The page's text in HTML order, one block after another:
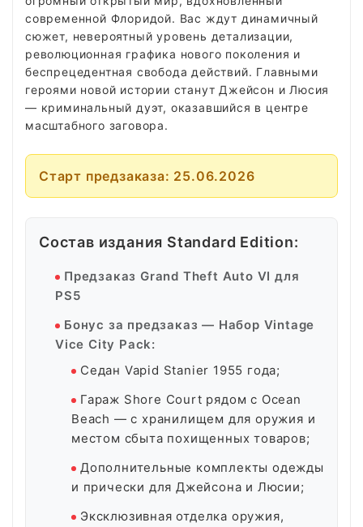
современной Флоридой. Вас ждут динамичный
сюжет, невероятный уровень детализации,
революционная графика нового поколения и
беспрецедентная свобода действий. Главными
героями новой истории станут Джейсон и Люсия
— криминальный дуэт, оказавшийся в центре
масштабного заговора.
Старт предзаказа: 25.06.2026
Состав издания Standard Edition:
Предзаказ Grand Theft Auto VI для
PS5
Бонус за предзаказ — Набор Vintage
Vice City Pack:
Седан Vapid Stanier 1955 года;
Гараж Shore Court рядом с Ocean
Beach — с хранилищем для оружия и
местом сбыта похищенных товаров;
Дополнительные комплекты одежды
и прически для Джейсона и Люсии;
Эксклюзивная отделка оружия,